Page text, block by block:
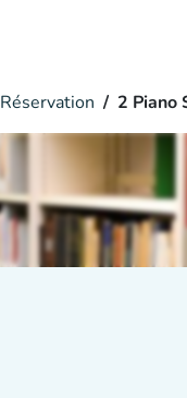
Réservation 2 Piano